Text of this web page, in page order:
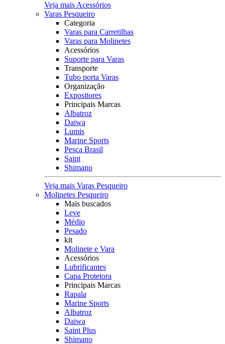
Veja mais Acessórios
Varas Pesqueiro
Categoria
Varas para Carretilhas
Varas para Molinetes
Acessórios
Suporte para Varas
Transporte
Tubo porta Varas
Organização
Expositores
Principais Marcas
Albatroz
Daiwa
Lumis
Marine Sports
Pesca Brasil
Saint
Shimano
Veja mais Varas Pesqueiro
Molinetes Pesqueiro
Mais buscados
Leve
Médio
Pesado
kit
Molinete e Vara
Acessórios
Lubrificantes
Capa Protetora
Principais Marcas
Rapala
Marine Sports
Albatroz
Daiwa
Saint Plus
Shimano